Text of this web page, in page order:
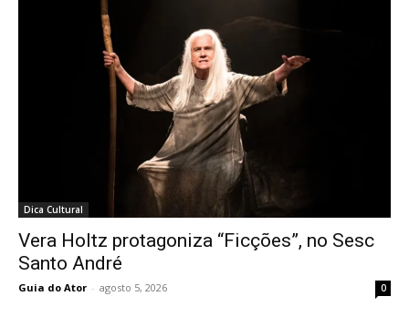
Dica Cultural
Vera Holtz protagoniza “Ficções”, no Sesc
Santo André
Guia do Ator - agosto 5, 2026 0